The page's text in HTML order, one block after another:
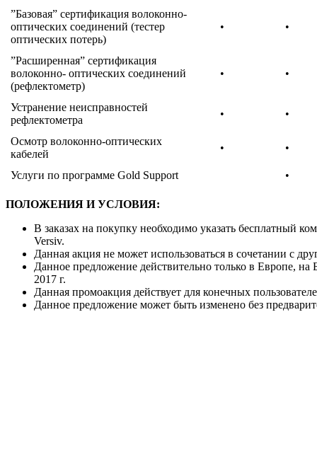
”Базовая” сертификация волоконно-
оптических соединений (тестер
оптических потерь)
• •
”Расширенная” сертификация
волоконно- оптических соединений
(рефлектометр)
• •
Устранение неисправностей
рефлектометра
• •
Осмотр волоконно-оптических
кабелей
• •
Услуги по программе Gold Support •
ПОЛОЖЕНИЯ И УСЛОВИЯ:
В заказах на покупку необходимо указать бесплатный
Versiv.
Данная акция не может использоваться в сочетании с
Данное предложение действительно только в Европе,
2017 г.
Данная промоакция действует для конечных
Данное предложение может быть изменено без